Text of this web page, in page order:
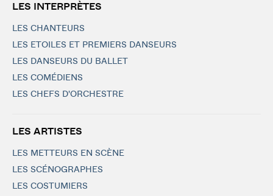
LES INTERPRÈTES
LES CHANTEURS
LES ETOILES ET PREMIERS DANSEURS
LES DANSEURS DU BALLET
LES COMÉDIENS
LES CHEFS D'ORCHESTRE
LES ARTISTES
LES METTEURS EN SCÈNE
LES SCÉNOGRAPHES
LES COSTUMIERS